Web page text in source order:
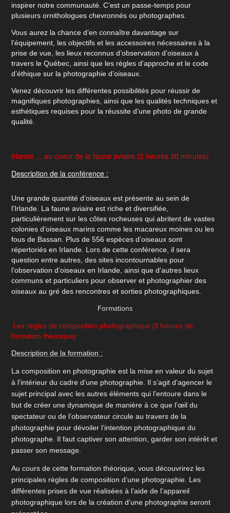
inspirer notre communauté. C’est un passe-temps pour
plusieurs ornithologues chevronnés ou photographes.
Vous aurez la chance d’en connaître davantage sur
l’équipement, les objectifs et les accessoires nécessaires à la
prise de vue, les lieux reconnus d’observation d’oiseaux à
travers le Québec, ainsi que les règles d’approche et le code
d’éthique sur la photographie d’oiseaux.
Venez découvrir les différentes possibilités pour réussir de
magnifiques photographies, ainsi que les qualités techniques et
esthétiques requises pour la réussite d’une photo de grande
qualité.
Irlande ... au coeur de la faune aviaire (2 heures 30 minutes)
Description de la conférence :
Une grande quantité d’oiseaux est présente au sein de
l’Irlande. La faune aviaire est riche et diversifiée,
particulièrement sur les côtes rocheuses qui abritent de vastes
colonies d’oiseaux marins comme les macareux moines ou les
fous de Bassan. Plus de 556 espèces d’oiseaux sont
répertoriés en Irlande. Lors de cette conférence, il sera
question entre autres, des sites incontournables pour
l’observation d’oiseaux en Irlande, ainsi que d’autres lieux
communs et particuliers pour observer et photographier des
oiseaux au gré des rencontres et sorties photographiques.
Formations
Les règles de composition photographique (3 heures de
formation théorique)
Description de la formation :
La composition en photographie est la mise en valeur du sujet
à l’intérieur du cadre d’une photographie. Il s’agit d’agencer le
sujet principal avec les autres éléments qui l’entoure dans le
but de créer une dynamique de manière à ce que l’œil du
spectateur ou de l’observateur circule au travers de la
photographie pour dévoiler l’intention photographique du
photographe. Il faut captiver son attention, garder son intérêt et
passer son message.
Au cours de cette formation théorique, vous découvrirez les
principales règles de composition d’une photographie. Les
différentes prises de vue réalisées à l’aide de l’appareil
photographique lors de la création d’une photographie seront